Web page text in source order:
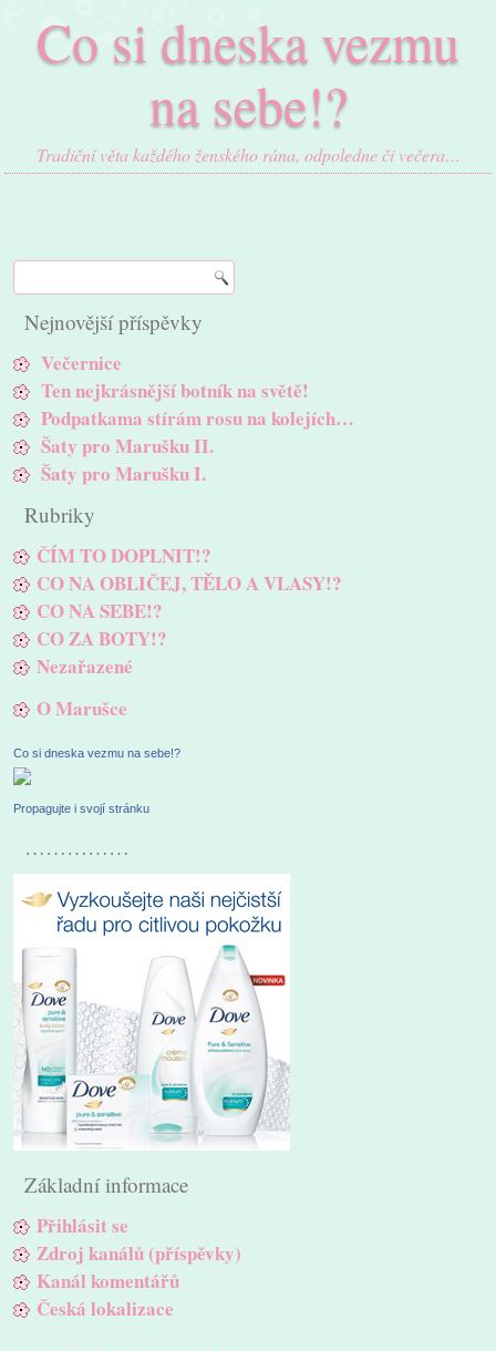
Co si dneska vezmu
na sebe!?
Tradiční věta každého ženského rána, odpoledne či večera…
Nejnovější příspěvky
Večernice
Ten nejkrásnější botník na světě!
Podpatkama stírám rosu na kolejích…
Šaty pro Marušku II.
Šaty pro Marušku I.
Rubriky
ČÍM TO DOPLNIT!?
CO NA OBLIČEJ, TĚLO A VLASY!?
CO NA SEBE!?
CO ZA BOTY!?
Nezařazené
O Marušce
Co si dneska vezmu na sebe!?
Propagujte i svojí stránku
……………
Základní informace
Přihlásit se
Zdroj kanálů (příspěvky)
Kanál komentářů
Česká lokalizace